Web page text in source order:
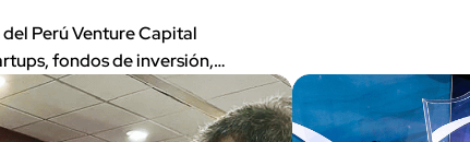
Perú Venture Capital
fondos de inversión,…